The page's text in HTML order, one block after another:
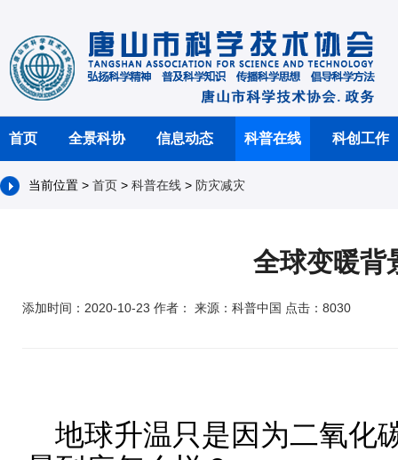
首页 全景科协 信息动态 科普在线 科创工作
当前位置 > 首页 > 科普在线 > 防灾减灾
全球变暖背
添加时间：2020-10-23 作者： 来源：科普中国 点击：8030
地球升温只是因为二氧化